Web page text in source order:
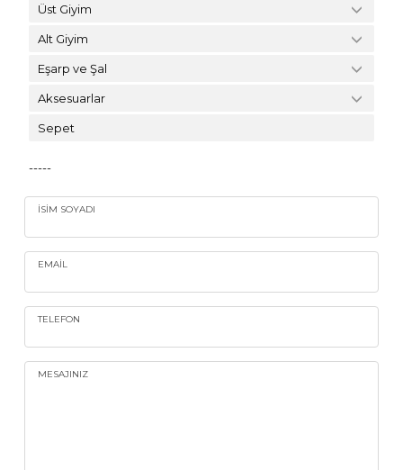
Üst Giyim
Alt Giyim
Eşarp ve Şal
Aksesuarlar
Sepet
-----
İSIM SOYADI
EMAIL
TELEFON
MESAJINIZ